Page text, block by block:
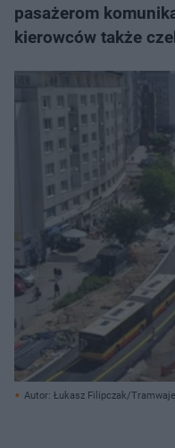
pasażerom
kierowców także
Autor: Łukasz Filipczak/